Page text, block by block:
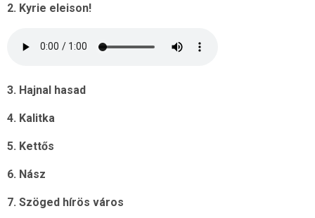
2. Kyrie eleison!
3. Hajnal hasad
4. Kalitka
5. Kettős
6. Nász
7. Szöged hírös város